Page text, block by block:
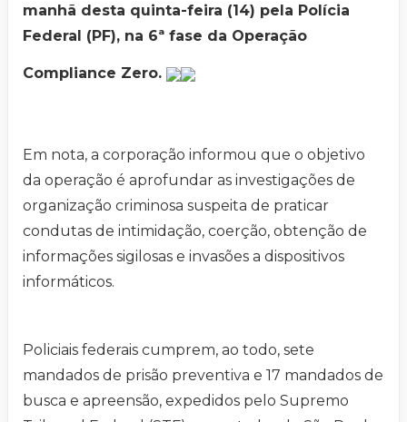
manhã desta quinta-feira (14) pela Polícia
Federal (PF), na 6ª fase da Operação
Compliance Zero.
Em nota, a corporação informou que o objetivo
da operação é aprofundar as investigações de
organização criminosa suspeita de praticar
condutas de intimidação, coerção, obtenção de
informações sigilosas e invasões a dispositivos
informáticos.
Policiais federais cumprem, ao todo, sete
mandados de prisão preventiva e 17 mandados de
busca e apreensão, expedidos pelo Supremo